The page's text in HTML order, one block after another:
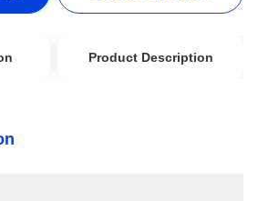
Product Description